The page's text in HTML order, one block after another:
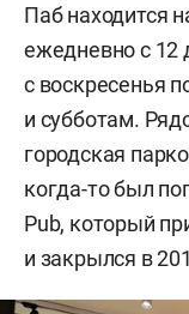
Паб находится
ежедневно с 12
с воскресенья
и субботам.
городская
когда-то был
Pub, который
и закрылся в